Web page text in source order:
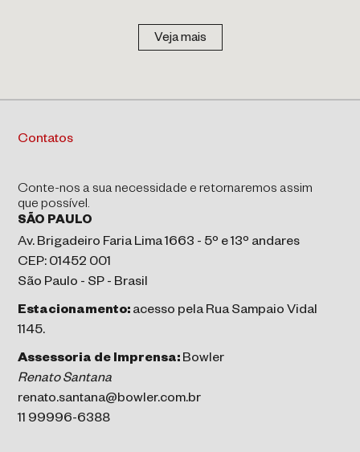
Veja mais
Contatos
Conte-nos a sua necessidade e retornaremos assim
que possível.
SÃO PAULO
Av. Brigadeiro Faria Lima 1663 - 5º e 13º andares
CEP: 01452 001
São Paulo - SP - Brasil
Estacionamento: acesso pela Rua Sampaio Vidal
1145.
Assessoria de Imprensa: Bowler
Renato Santana
renato.santana@bowler.com.br
11 99996-6388